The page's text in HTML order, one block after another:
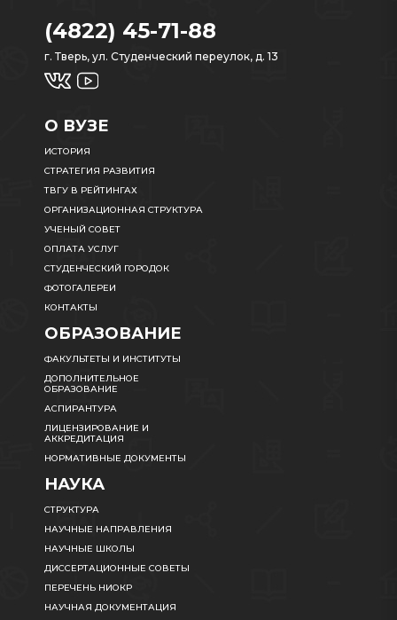
(4822) 45-71-88
г. Тверь, ул. Студенческий переулок, д. 13
О ВУЗЕ
ИСТОРИЯ
СТРАТЕГИЯ РАЗВИТИЯ
ТВГУ В РЕЙТИНГАХ
ОРГАНИЗАЦИОННАЯ СТРУКТУРА
УЧЕНЫЙ СОВЕТ
ОПЛАТА УСЛУГ
СТУДЕНЧЕСКИЙ ГОРОДОК
ФОТОГАЛЕРЕИ
КОНТАКТЫ
ОБРАЗОВАНИЕ
ФАКУЛЬТЕТЫ И ИНСТИТУТЫ
ДОПОЛНИТЕЛЬНОЕ
ОБРАЗОВАНИЕ
АСПИРАНТУРА
ЛИЦЕНЗИРОВАНИЕ И
АККРЕДИТАЦИЯ
НОРМАТИВНЫЕ ДОКУМЕНТЫ
НАУКА
СТРУКТУРА
НАУЧНЫЕ НАПРАВЛЕНИЯ
НАУЧНЫЕ ШКОЛЫ
ДИССЕРТАЦИОННЫЕ СОВЕТЫ
ПЕРЕЧЕНЬ НИОКР
НАУЧНАЯ ДОКУМЕНТАЦИЯ